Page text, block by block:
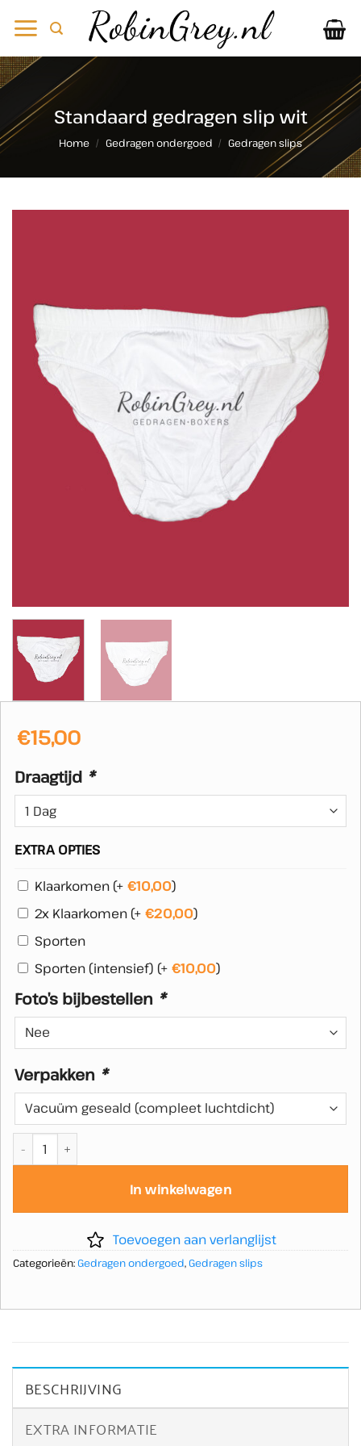
naar
Standaard gedragen slip wit
Home / Gedragen ondergoed / Gedragen slips
€15,00
Draagtijd *
EXTRA OPTIES
Klaarkomen (+ €10,00)
2x Klaarkomen (+ €20,00)
Sporten
Sporten (intensief) (+ €10,00)
Foto’s bijbestellen *
Verpakken *
Standaard gedragen slip wit aantal
In winkelwagen
Toevoegen aan verlanglijst
Categorieën:Gedragen ondergoed,Gedragen slips
BESCHRIJVING
EXTRA INFORMATIE